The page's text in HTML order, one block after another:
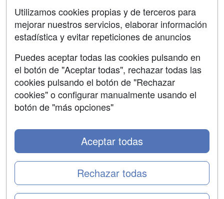
Contactar
Confidencialidad
Aviso legal
Copyleft
Utilizamos cookies propias y de terceros para
mejorar nuestros servicios, elaborar información
estadística y evitar repeticiones de anuncios
Puedes aceptar todas las cookies pulsando en
el botón de "Aceptar todas", rechazar todas las
cookies pulsando el botón de "Rechazar
cookies" o configurar manualmente usando el
botón de "más opciones"
Rechazar todas
Aceptar todas